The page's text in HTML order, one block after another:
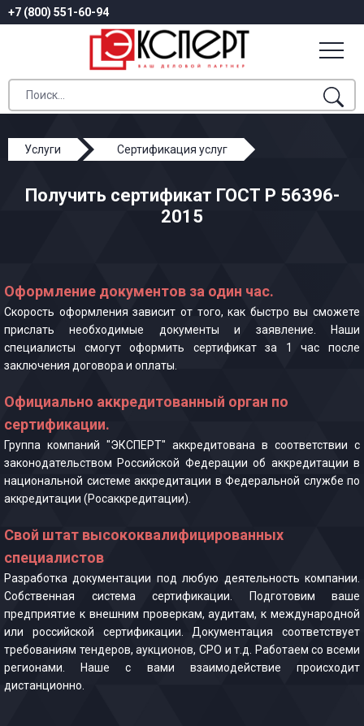
+7 (800) 551-60-94
Услуги
Сертификация услуг
Получить сертификат ГОСТ Р 56396-
2015
Оформление документов за один час.
Скорость оформления зависит от того, как быстро вы сможете
прислать необходимые документы и заявление. Наши
специалисты смогут оформить сертификат за 1 час после
заключения договора и оплаты.
Официально аккредитованный орган по
сертификации.
Группа компаний "ЭКСПЕРТ" аккредитована в соответствии с
законодательством Российской Федерации об аккредитации в
национальной системе аккредитации в Федеральной службе по
аккредитации (Росаккредитации).
Свой штат высококвалифицированных
специалистов
Разработка документации под любую деятельность компании.
Собственная система сертификации. Подготовим ваше
предприятие к внешним проверкам, аудитам, к международной
или российской сертификации. Документация соответствует
требованиям тендеров, аукционов, СРО и т.д. Работаем со всеми
регионами. Наше с вами взаимодействие происходит
дистанционно.